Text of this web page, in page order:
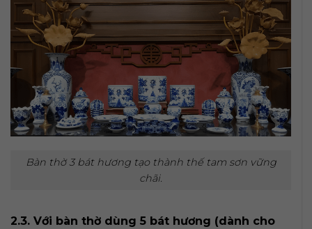
Bàn thờ 3 bát hương tạo thành thế tam sơn vững
chãi.
2.3. Với bàn thờ dùng 5 bát hương (dành cho